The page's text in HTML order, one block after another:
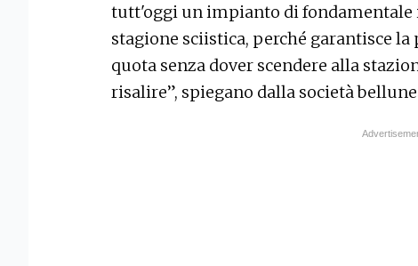
tutt'oggi un impianto di fondamentale
stagione sciistica, perché garantisce
quota senza dover scendere alla
risalire”, spiegano dalla società